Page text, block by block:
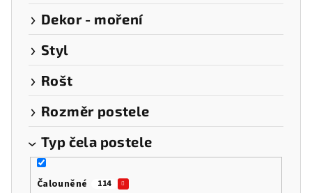
Dekor - moření
Styl
Rošt
Rozměr postele
Typ čela postele
Čalouněné 114